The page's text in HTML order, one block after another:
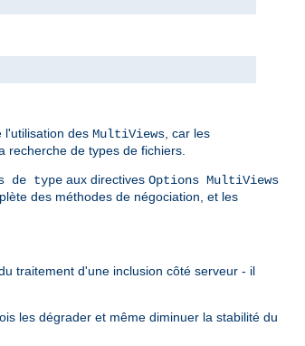
l'utilisation des MultiViews , car les
recherche de types de fichiers.
de type aux directives Options MultiViews
des méthodes de négociation, et les
traitement d'une inclusion côté serveur - il
les dégrader et même diminuer la stabilité du